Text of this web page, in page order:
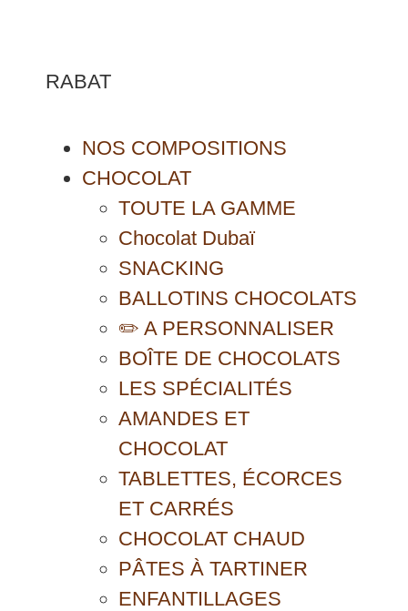
RABAT
NOS COMPOSITIONS
CHOCOLAT
TOUTE LA GAMME
Chocolat Dubaï
SNACKING
BALLOTINS CHOCOLATS
✏️ A PERSONNALISER
BOÎTE DE CHOCOLATS
LES SPÉCIALITÉS
AMANDES ET
CHOCOLAT
TABLETTES, ÉCORCES
ET CARRÉS
CHOCOLAT CHAUD
PÂTES À TARTINER
ENFANTILLAGES